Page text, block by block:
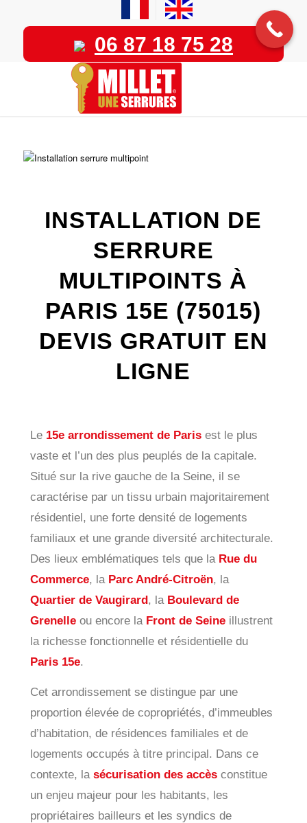
06 87 18 75 28
INSTALLATION DE
SERRURE
MULTIPOINTS À
PARIS 15E (75015)
DEVIS GRATUIT EN
LIGNE
Le 15e arrondissement de Parisest le plus
vaste et l’un des plus peuplés de la capitale.
Situé sur la rive gauche de la Seine, il se
caractérise par un tissu urbain majoritairement
résidentiel, une forte densité de logements
familiaux et une grande diversité architecturale.
Des lieux emblématiques tels que la Rue du
Commerce, la Parc André-Citroën, la
Quartier de Vaugirard, la Boulevard de
Grenelleou encore la Front de Seineillustrent
la richesse fonctionnelle et résidentielle du
Paris 15e.
Cet arrondissement se distingue par une
proportion élevée de copropriétés, d’immeubles
d’habitation, de résidences familiales et de
logements occupés à titre principal. Dans ce
contexte, la sécurisation des accèsconstitue
un enjeu majeur pour les habitants, les
propriétaires bailleurs et les syndics de